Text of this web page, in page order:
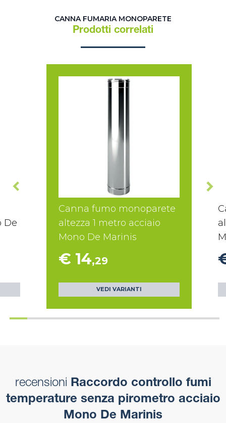
CANNA FUMARIA MONOPARETE
Prodotti correlati
De
Canna fumo monoparete
altezza 1 metro acciaio
Mono De Marinis
€ 14,29
VEDI VARIANTI
recensioni Raccordo controllo fumi
temperature senza pirometro acciaio
Mono De Marinis